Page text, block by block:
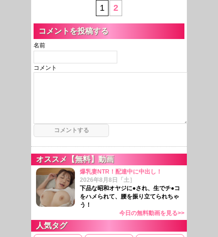
1 2
コメントを投稿する
名前
コメント
オススメ【無料】動画
爆乳妻NTR！配達中に中出し！
2026年8月8日「土］
下品な昭和オヤジに●され、生でチ●コ
をハメられて、腰を振り立てられちゃ
う！
今日の無料動画を見る>>
人気タグ